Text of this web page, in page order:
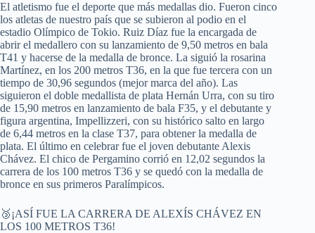
El atletismo fue el deporte que más medallas dio. Fueron cinco
los atletas de nuestro país que se subieron al podio en el
estadio Olímpico de Tokio. Ruiz Díaz fue la encargada de
abrir el medallero con su lanzamiento de 9,50 metros en bala
T41 y hacerse de la medalla de bronce. La siguió la rosarina
Martínez, en los 200 metros T36, en la que fue tercera con un
tiempo de 30,96 segundos (mejor marca del año). Las
siguieron el doble medallista de plata Hernán Urra, con su tiro
de 15,90 metros en lanzamiento de bala F35, y el debutante y
figura argentina, Impellizzeri, con su histórico salto en largo
de 6,44 metros en la clase T37, para obtener la medalla de
plata. El último en celebrar fue el joven debutante Alexis
Chávez. El chico de Pergamino corrió en 12,02 segundos la
carrera de los 100 metros T36 y se quedó con la medalla de
bronce en sus primeros Paralímpicos.
🥉¡ASÍ FUE LA CARRERA DE ALEXÍS CHÁVEZ EN
LOS 100 METROS T36!